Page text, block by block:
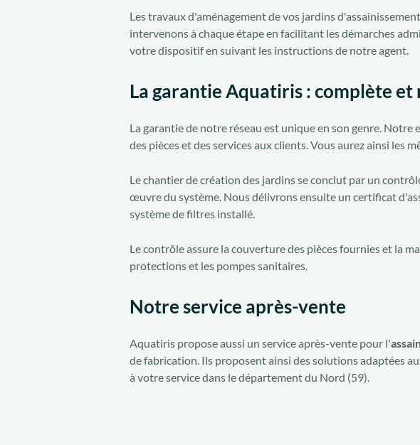
Les travaux d'aménagement de vos jardins
intervenons à chaque étape en facilitant les démarches
votre dispositif en suivant les instructions de notre agent.
La garantie Aquatiris : complète et
La garantie de notre réseau est unique en son genre.
des pièces et des services aux clients. Vous aurez ainsi les
Le chantier de création des jardins se conclut par un
œuvre du système. Nous délivrons ensuite un certificat
système de filtres installé.
Le contrôle assure la couverture des pièces fournies et la
protections et les pompes sanitaires.
Notre service après-vente
Aquatiris propose aussi un service après-vente pour l'
de fabrication. Ils proposent ainsi des solutions adaptées
à votre service dans le département du Nord (59).